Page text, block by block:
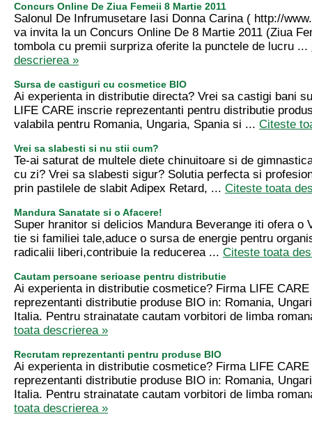
Concurs Online De Ziua Femeii 8 Martie 2011
Salonul De Infrumusetare Iasi Donna Carina ( http://
va invita la un Concurs Online De 8 Martie 2011 (Ziua
tombola cu premii surpriza oferite la punctele de lucru ...
descrierea »
Sursa de castiguri cu cosmetice BIO
Ai experienta in distributie directa? Vrei sa castigi bani
LIFE CARE inscrie reprezentanti pentru distributie
valabila pentru Romania, Ungaria, Spania si ... Citeste
Vrei sa slabesti si nu stii cum?
Te-ai saturat de multele diete chinuitoare si de
cu zi? Vrei sa slabesti sigur? Solutia perfecta si
prin pastilele de slabit Adipex Retard, ... Citeste toata
Mandura Sanatate si o Afacere!
Super hranitor si delicios Mandura Beverange iti ofera o
tie si familiei tale,aduce o sursa de energie pentru
radicalii liberi,contribuie la reducerea ... Citeste toata
Cautam persoane serioase pentru distributie
Ai experienta in distributie cosmetice? Firma LIFE
reprezentanti distributie produse BIO in: Romania,
Italia. Pentru strainatate cautam vorbitori de limba
toata descrierea »
Recrutam reprezentanti pentru produse BIO
Ai experienta in distributie cosmetice? Firma LIFE
reprezentanti distributie produse BIO in: Romania,
Italia. Pentru strainatate cautam vorbitori de limba
toata descrierea »